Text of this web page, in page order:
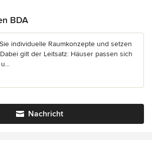
BDA
individuelle Raumkonzepte und setzen
gilt der Leitsatz: Häuser passen sich
Nachricht